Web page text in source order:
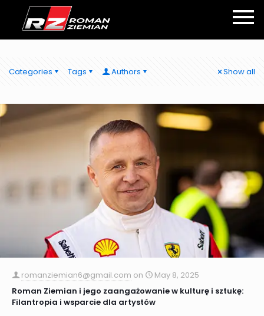
Categories Tags Authors Show all
romanziemian6@gmail.com on
May 8, 2025
Roman Ziemian i jego zaangażowanie w kulturę i sztukę:
Filantropia i wsparcie dla artystów